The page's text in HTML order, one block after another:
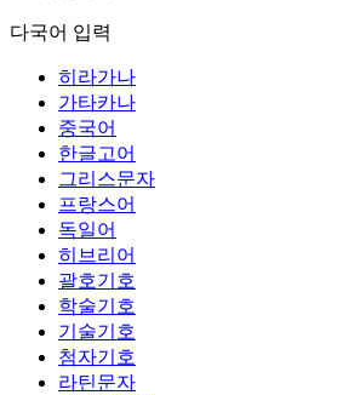
다국어 입력
히라가나
가타카나
중국어
한글고어
그리스문자
프랑스어
독일어
히브리어
괄호기호
학술기호
기술기호
첨자기호
라틴문자